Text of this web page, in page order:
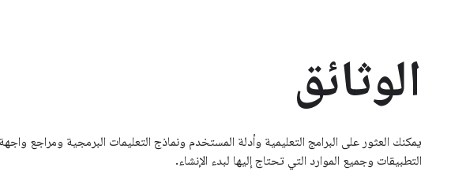
الوثائق
يمكنك العثور على البرامج التعليمية وأدلة المستخدم ونماذج التعليمات البرمجية ومراجع
التطبيقات وجميع الموارد التي تحتاج إليها لبدء الإنشاء.